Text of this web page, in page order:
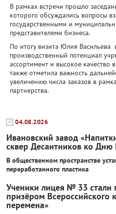
В рамках встречи прошло
которого обсуждались вопросы
государственными и
представителями бизнеса.
По итогу визита Юлия Васильева
производственный потенциал
ассортимент и высокое качество
также отметила важность
увеличению числа заказов в
партнерства.
04.08.2026
Ивановский завод
сквер Десантников ко
В общественном пространстве
переработанного пластика
Ученики лицея № 33 стали
призёром Всероссийского
перемена»